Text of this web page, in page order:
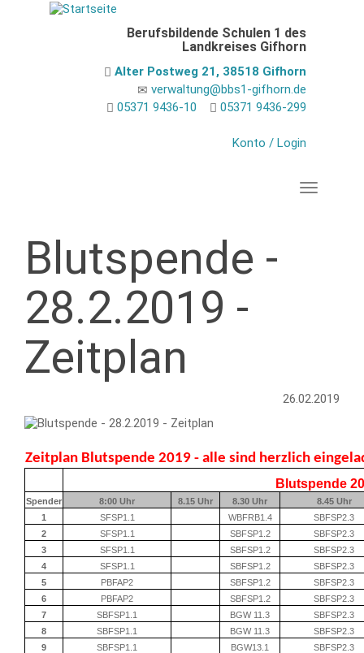
Berufsbildende Schulen 1 des
Landkreises Gifhorn
Alter Postweg 21, 38518 Gifhorn
verwaltung@bbs1-gifhorn.de
05371 9436-10
05371 9436-299
Konto / Login
Blutspende -
28.2.2019 -
Zeitplan
26.02.2019
Zeitplan Blutspende 2019 - alle sind herzlich
Blutspende
Spender 8:00 Uhr 8.15 Uhr 8.30 Uhr
8.45 Uhr
1
SFSP1.1 WBFRB1.4
SBFSP2.3
2
SFSP1.1 SBFSP1.2
SBFSP2.3
3
SFSP1.1 SBFSP1.2
SBFSP2.3
4
SFSP1.1 SBFSP1.2
SBFSP2.3
5
PBFAP2 SBFSP1.2
SBFSP2.3
6
PBFAP2 SBFSP1.2
SBFSP2.3
7
SBFSP1.1 BGW 11.3
SBFSP2.3
8
SBFSP1.1 BGW 11.3
SBFSP2.3
9
SBFSP1.1 BGW13.1
SBFSP2.3